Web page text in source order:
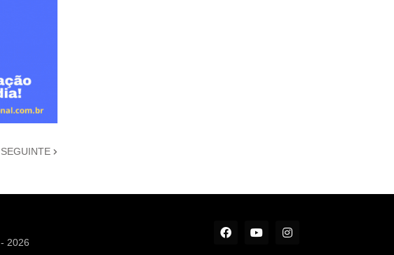
SEGUINTE
2026